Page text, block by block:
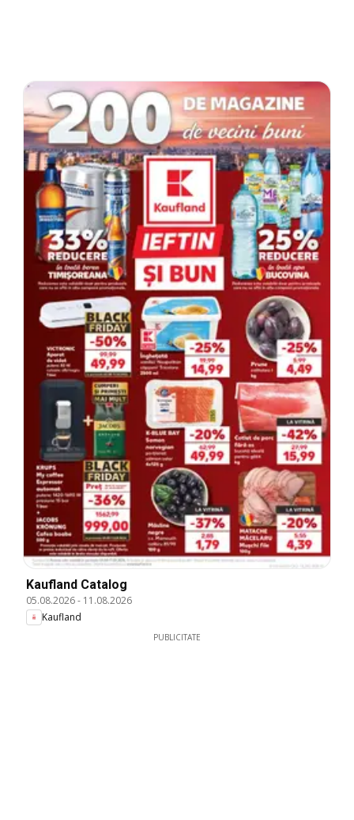
Kaufland Catalog
05.08.2026- 11.08.2026
Kaufland
PUBLICITATE